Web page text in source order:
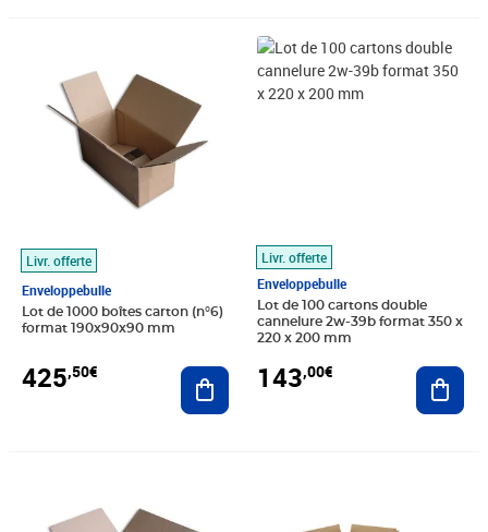
Livr. offerte
Enveloppebulle
Lot de 1000 boîtes carton (n°6)
format 190x90x90 mm
425,50€ Ajouter au panier
Livr. offerte
Enveloppebulle
Lot de 100 cartons double
cannelure 2w-39b format 350 x
220 x 200 mm
143,00€
Prix 143,00€